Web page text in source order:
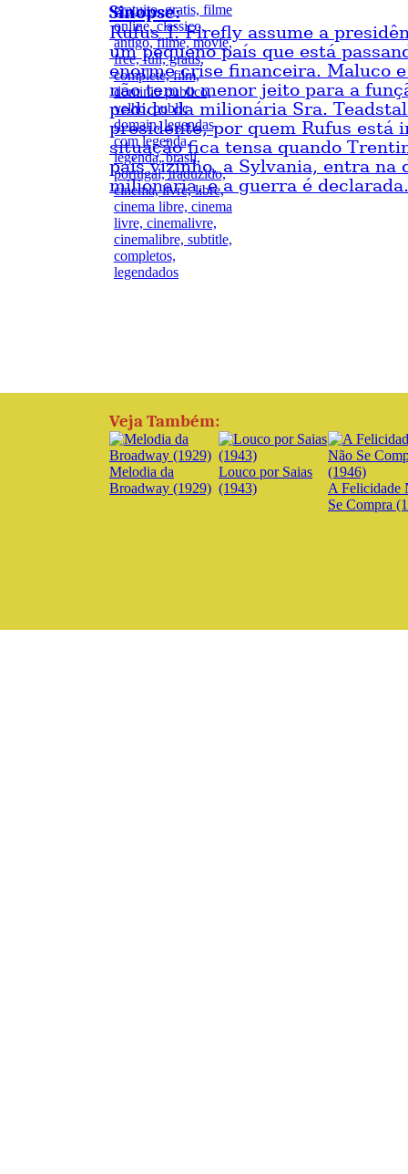
Sinopse:
Rufus T. Firefly assume a
um pequeno país que está
enorme crise financeira. Maluco
não tem o menor jeito para a
pedido da milionária Sra.
presidente, por quem Rufus está
situação fica tensa quando
país vizinho, a Sylvania, entra na
milionária, e a guerra é declarada.
Veja Também:
Melodia da
Broadway (1929)
Louco por Saias
(1943)
A Felicidade
Se Compra